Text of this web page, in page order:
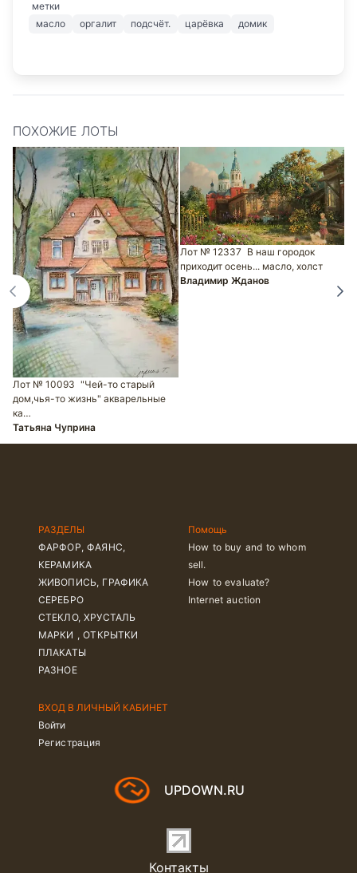
метки
масло
оргалит подсчёт. царёвка домик
ПОХОЖИЕ ЛОТЫ
Лот № 10093 "Чей-то старый
дом,чья-то жизнь" акварельные
ка…
Татьяна Чуприна
Лот № 12337 В наш городок
приходит осень... масло, холст
Владимир Жданов
РАЗДЕЛЫ
ФАРФОР, ФАЯНС,
КЕРАМИКА
ЖИВОПИСЬ, ГРАФИКА
СЕРЕБРО
СТЕКЛО, ХРУСТАЛЬ
МАРКИ , ОТКРЫТКИ
ПЛАКАТЫ
РАЗНОЕ
Помощь
How to buy and to whom
sell.
How to evaluate?
Internet auction
ВХОД В ЛИЧНЫЙ КАБИНЕТ
Войти
Регистрация
UPDOWN.RU
Контакты